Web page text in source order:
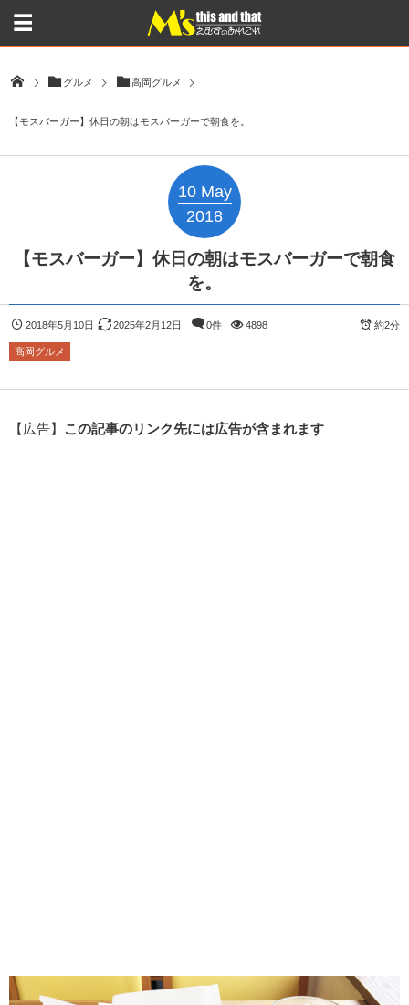
グルメ 高岡グルメ
【モスバーガー】休日の朝はモスバーガーで朝食を。
10 May
2018
【モスバーガー】休日の朝はモスバーガーで朝食
を。
2018年5月10日 2025年2月12日 0件 4898 約2分
高岡グルメ
【広告】 この記事のリンク先には広告が含まれます